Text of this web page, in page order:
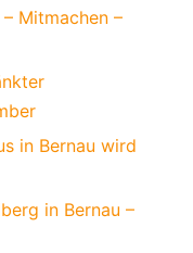
Mitmachen –
in Bernau wird
in Bernau –